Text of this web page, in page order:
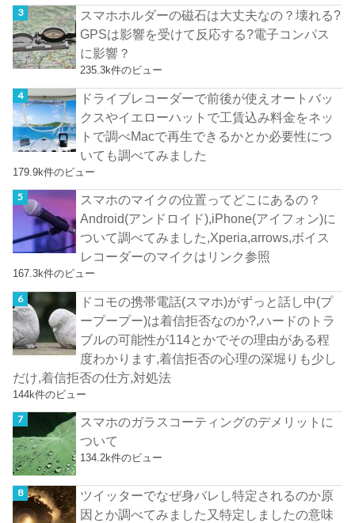
スマホホルダーの磁石は大丈夫なの？壊れる?
GPSは影響を受けて反応する?電子コンパス
に影響？
235.3k件のビュー
ドライブレコーダーで前後が使えオートバッ
クスやイエローハットで工賃込み料金をネッ
トで調べMacで再生できるかとか必要性につ
いても調べてみました
179.9k件のビュー
スマホのマイクの位置ってどこにあるの？
Android(アンドロイド),iPhone(アイフォン)に
ついて調べてみました,Xperia,arrows,ボイス
レコーダーのマイクはリンク参照
167.3k件のビュー
ドコモの携帯電話(スマホ)がずっと話し中(プ
ープープー)は着信拒否なのか?,ハードのトラ
ブルの可能性が114とかでその理由がある程
度わかります,着信拒否の心理の深堀りも少し
だけ,着信拒否の仕方,対処法
144k件のビュー
スマホのガラスコーティングのデメリットに
ついて
134.2k件のビュー
ツイッターでなぜ身バレし特定されるのか原
因とか調べてみました又特定しましたの意味